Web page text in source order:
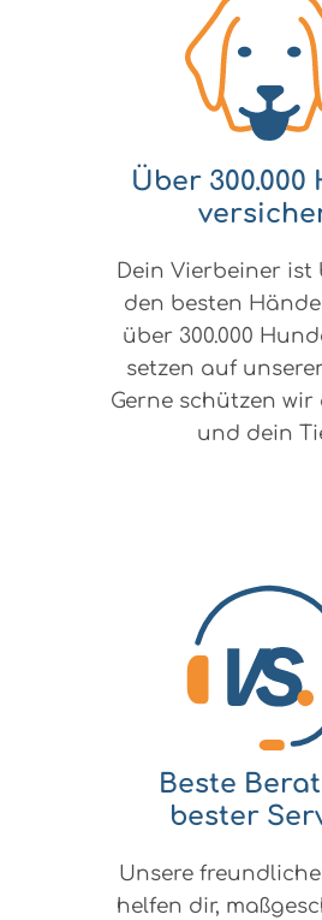
Über 300.000
Dein Vierbeiner ist
den besten
über 300.000
setzen auf
Gerne schützen
und dein
Beste
bester
Unsere
helfen dir,